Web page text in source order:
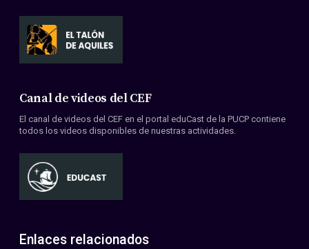
Canal de videos del CEF
El canal de videos del CEF en el portal eduCast de la PUCP contiene
todos los videos disponibles de nuestras actividades.
Enlaces relacionados